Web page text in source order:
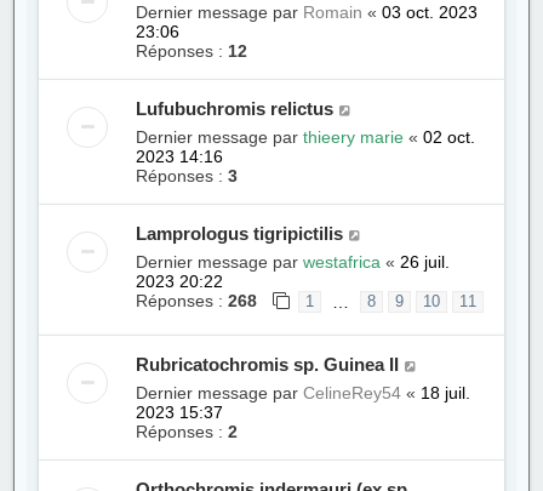
Dernier message par Romain «03 oct. 2023
23:06
Réponses : 12
Lufubuchromis relictus
Dernier message parthieery marie «02 oct.
2023 14:16
Réponses :3
Lamprologus tigripictilis
Dernier message parwestafrica « 26 juil.
2023 20:22
Réponses :268 1 8 9 10 11
Rubricatochromis sp. Guinea II
Dernier message parCelineRey54 « 18 juil.
2023 15:37
Réponses :2